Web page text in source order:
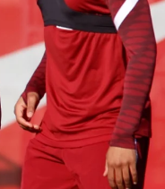
reforzar el centro
al Genoa
salir
la cantera del